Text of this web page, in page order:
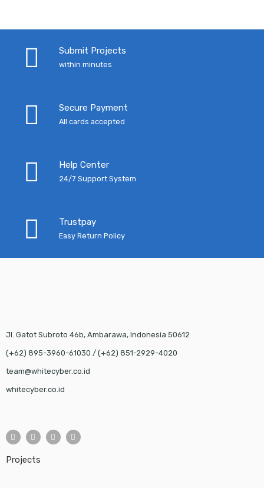
Submit Projects
within minutes
Secure Payment
All cards accepted
Help Center
24/7 Support System
Trustpay
Easy Return Policy
Jl. Gatot Subroto 46b, Ambarawa, Indonesia 50612
(+62) 895-3960-61030 / (+62) 851-2929-4020
team@whitecyber.co.id
whitecyber.co.id
Projects